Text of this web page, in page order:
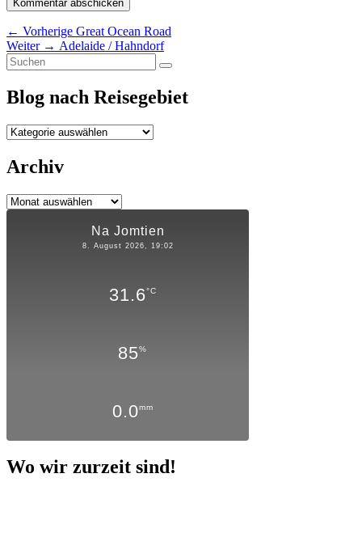
Beitragsnavigation
← Vorherige Vorheriger
Beitrag:
Great Ocean Road
Weiter → Nächster
Adelaide / Hahndorf
Primärer
Seitenleisten-
Widgetbereich
Suchen
nach:
Suchen
Blog nach Reisegebiet
Blog
Reisegebiet
Archiv
Archiv
Na Jomtien
8. August 2026, 19:02
31.6°C
85%
0.0mm
Wo wir zurzeit sind!